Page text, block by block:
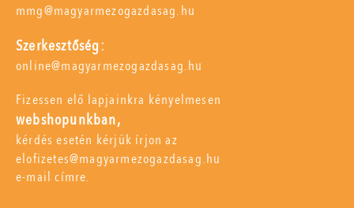
mmg@magyarmezogazdasag.hu
Szerkesztőség:
online@magyarmezogazdasag.hu
Fizessen elő lapjainkra kényelmesen
webshopunkban,
kérdés esetén kérjük írjon az
elofizetes@magyarmezogazdasag.hu
e-mail címre.